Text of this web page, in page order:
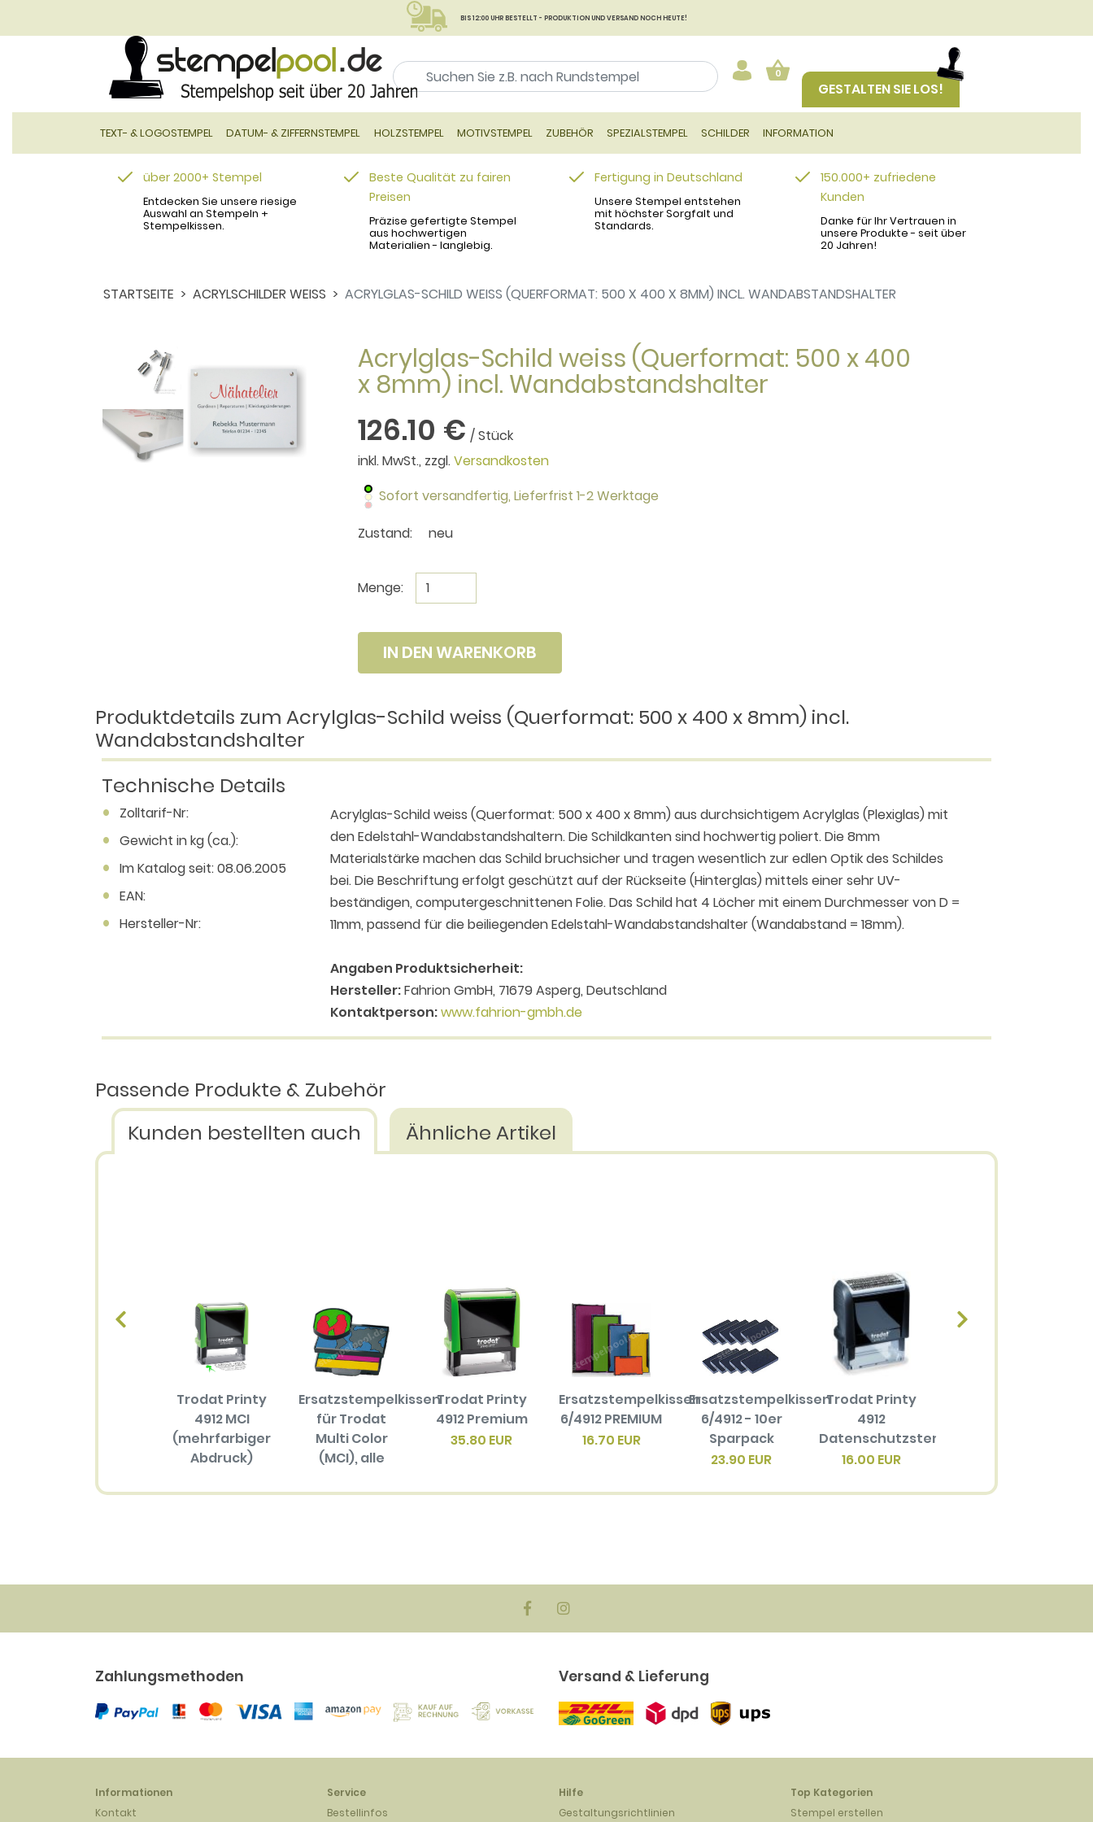
BIS 12:00 UHR BESTELLT - PRODUKTION UND VERSAND NOCH HEUTE!
0
GESTALTEN SIE LOS!
TEXT- & LOGOSTEMPEL DATUM- & ZIFFERNSTEMPEL HOLZSTEMPEL MOTIVSTEMPEL ZUBEHÖR SPEZIALSTEMPEL SCHILDER INFORMATION
über 2000+ Stempel
Entdecken Sie unsere riesige
Auswahl an Stempeln +
Stempelkissen.
Beste Qualität zu fairen
Preisen
Präzise gefertigte Stempel
aus hochwertigen
Materialien - langlebig.
Fertigung in Deutschland
Unsere Stempel entstehen
mit höchster Sorgfalt und
Standards.
150.000+ zufriedene
Kunden
Danke für Ihr Vertrauen in
unsere Produkte - seit über
20 Jahren!
STARTSEITE ACRYLSCHILDER WEISS ACRYLGLAS-SCHILD WEISS (QUERFORMAT: 500 X 400 X 8MM) INCL. WANDABSTANDSHALTER
Acrylglas-Schild weiss (Querformat: 500 x 400
x 8mm) incl. Wandabstandshalter
126.10 € / Stück
inkl. MwSt., zzgl.Versandkosten
Sofort versandfertig, Lieferfrist 1-2 Werktage
Zustand:
neu
Menge:
IN DEN WARENKORB
Produktdetails zum Acrylglas-Schild weiss (Querformat: 500 x 400 x 8mm) incl.
Wandabstandshalter
Technische Details
Zolltarif-Nr:
Gewicht in kg (ca.):
Im Katalog seit: 08.06.2005
EAN:
Hersteller-Nr:
Acrylglas-Schild weiss (Querformat: 500 x 400 x 8mm) aus durchsichtigem Acrylglas (Plexiglas) mit
den Edelstahl-Wandabstandshaltern. Die Schildkanten sind hochwertig poliert. Die 8mm
Materialstärke machen das Schild bruchsicher und tragen wesentlich zur edlen Optik des Schildes
bei. Die Beschriftung erfolgt geschützt auf der Rückseite (Hinterglas) mittels einer sehr UV-
beständigen, computergeschnittenen Folie. Das Schild hat 4 Löcher mit einem Durchmesser von D =
11mm, passend für die beiliegenden Edelstahl-Wandabstandshalter (Wandabstand = 18mm).
Angaben Produktsicherheit:
Hersteller:Fahrion GmbH, 71679 Asperg, Deutschland
Kontaktperson:www.fahrion-gmbh.de
Passende Produkte & Zubehör
Kunden bestellten auch
Ähnliche Artikel
Trodat Printy
4912 MCI
(mehrfarbiger
Abdruck)
Ersatzstempelkissen
für Trodat
Multi Color
(MCI), alle
(mehrfarbiger
Trodat Printy
4912 Premium
35.80 EUR
Ersatzstempelkissen
6/4912 PREMIUM
16.70 EUR
Ersatzstempelkissen
6/4912 - 10er
Sparpack
23.90 EUR
Trodat Printy
4912
Datenschutzstempel
16.00 EUR
Zahlungsmethoden Versand & Lieferung
Informationen
Kontakt
Service
Bestellinfos
Hilfe
Gestaltungsrichtlinien
Top Kategorien
Stempel erstellen